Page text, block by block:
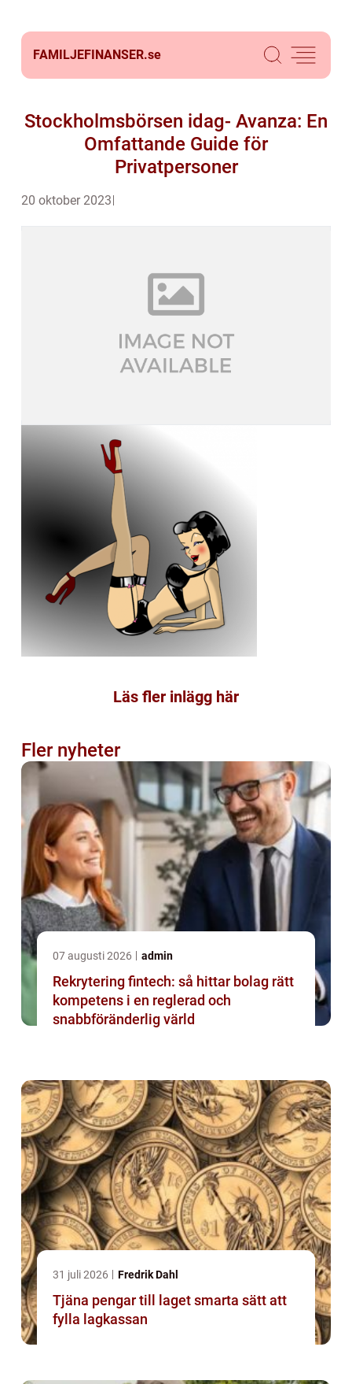
FAMILJEFINANSER.se
Stockholmsbörsen idag- Avanza: En
Omfattande Guide för
Privatpersoner
20 oktober 2023
Läs fler inlägg här
Fler nyheter
07 augusti 2026 admin
Rekrytering fintech: så hittar bolag rätt
kompetens i en reglerad och
snabbföränderlig värld
31 juli 2026 Fredrik Dahl
Tjäna pengar till laget smarta sätt att
fylla lagkassan